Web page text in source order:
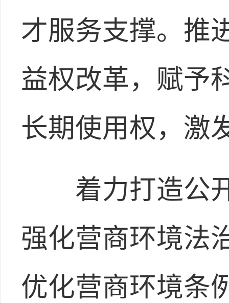
才服务支撑。推
益权改革，赋予
长期使用权，激
着力打造公开
强化营商环境法
优化营商环境条